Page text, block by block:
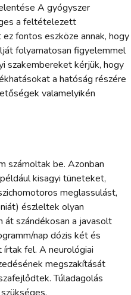
A gyógyszer
a feltételezett
fontos eszköze annak, hogy
folyamatosan figyelemmel
szakembereket kérjük, hogy
a hatóság részére
valamelyikén
számoltak be. Azonban
kisagyi tüneteket,
meglassulást,
észleltek olyan
át szándékosan a javasolt
nap dózis két és
fel. A neurológiai
megszakítását
Túladagolás